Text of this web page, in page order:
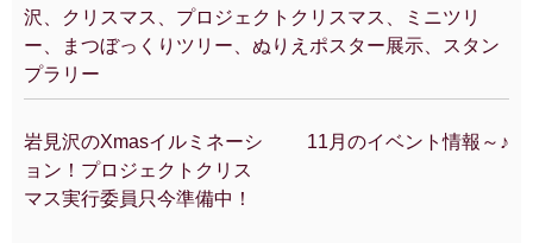
沢、クリスマス、プロジェクトクリスマス、ミニツリ
ー、まつぼっくりツリー、ぬりえポスター展示、スタン
プラリー
投
稿
ナ
岩見沢のXmasイルミネーシ
ョン！プロジェクトクリス
マス実行委員只今準備中！
11月のイベント情報～♪